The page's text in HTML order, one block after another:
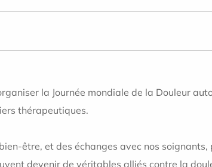
la Journée mondiale de la Douleur
thérapeutiques.
être, et des échanges avec nos
devenir de véritables alliés contre la